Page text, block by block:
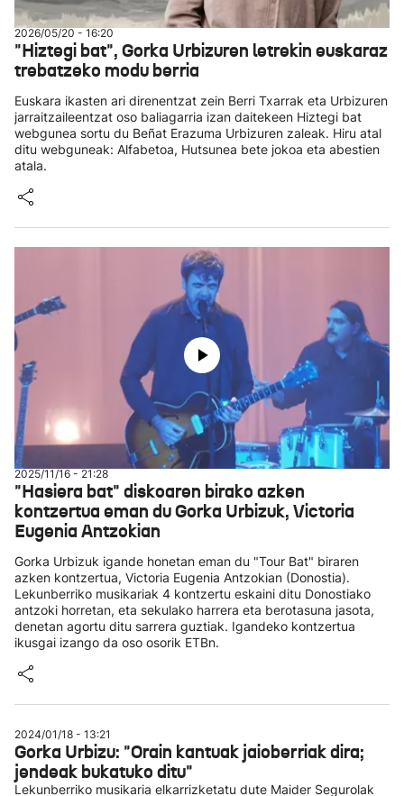
2026/05/20 - 16:20
"Hiztegi bat", Gorka Urbizuren letrekin euskaraz
trebatzeko modu berria
Euskara ikasten ari direnentzat zein Berri Txarrak eta Urbizuren
jarraitzaileentzat oso baliagarria izan daitekeen Hiztegi bat
webgunea sortu du Beñat Erazuma Urbizuren zaleak. Hiru atal
ditu webguneak: Alfabetoa, Hutsunea bete jokoa eta abestien
atala.
2025/11/16 - 21:28
"Hasiera bat" diskoaren birako azken
kontzertua eman du Gorka Urbizuk, Victoria
Eugenia Antzokian
Gorka Urbizuk igande honetan eman du "Tour Bat" biraren
azken kontzertua, Victoria Eugenia Antzokian (Donostia).
Lekunberriko musikariak 4 kontzertu eskaini ditu Donostiako
antzoki horretan, eta sekulako harrera eta berotasuna jasota,
denetan agortu ditu sarrera guztiak. Igandeko kontzertua
ikusgai izango da oso osorik ETBn.
2024/01/18 - 13:21
Gorka Urbizu: "Orain kantuak jaioberriak dira;
jendeak bukatuko ditu"
Lekunberriko musikaria elkarrizketatu dute Maider Segurolak